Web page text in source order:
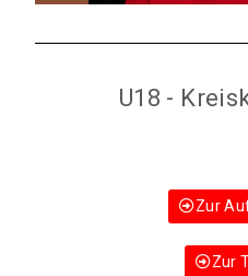
U18 -
Zur
Zur